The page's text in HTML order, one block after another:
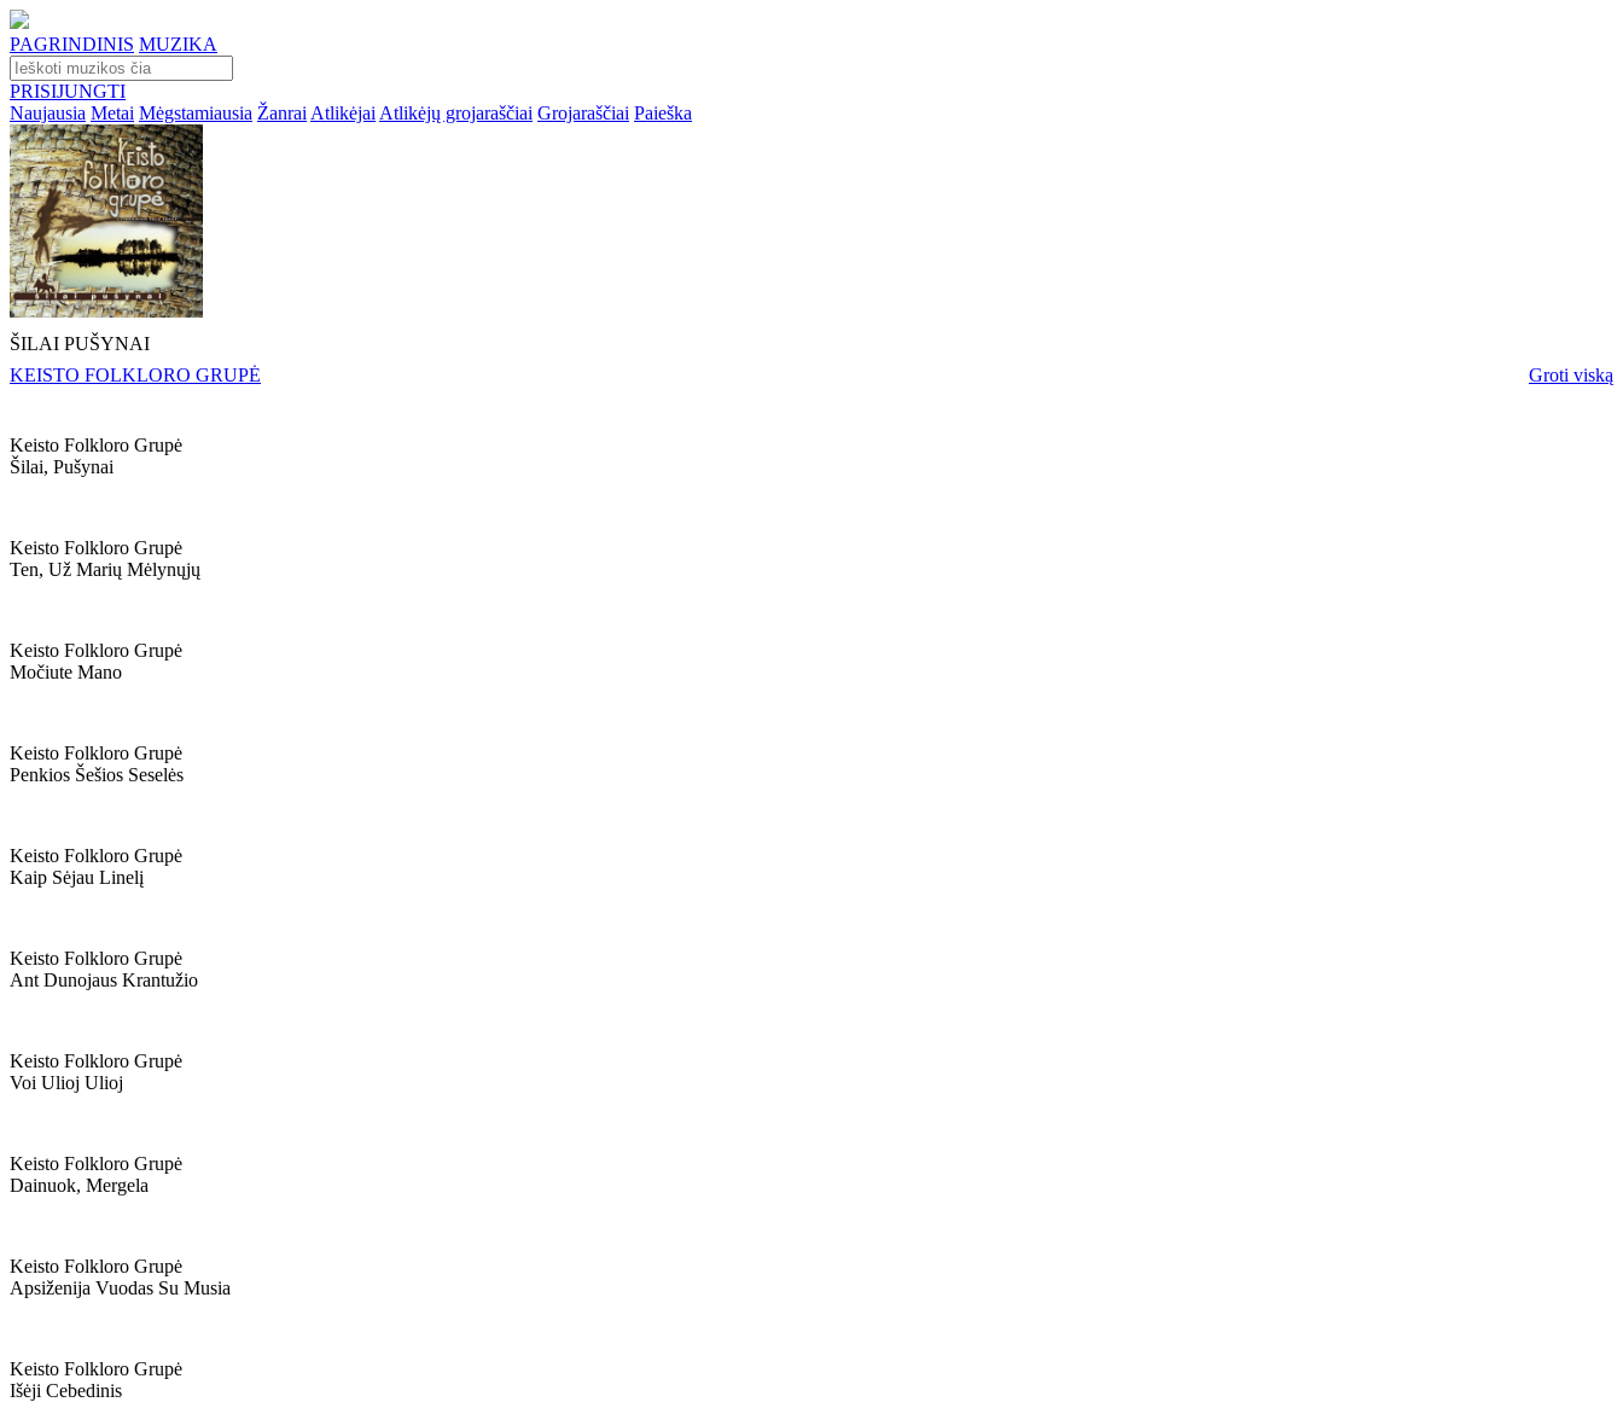
PAGRINDINIS MUZIKA
PRISIJUNGTI
Naujausia Metai Mėgstamiausia Žanrai Atlikėjai Atlikėjų grojaraščiai Grojaraščiai Paieška
ŠILAI PUŠYNAI
KEISTO FOLKLORO GRUPĖ
Groti viską
Keisto Folkloro Grupė
Šilai, Pušynai
Keisto Folkloro Grupė
Ten, Už Marių Mėlynųjų
Keisto Folkloro Grupė
Močiute Mano
Keisto Folkloro Grupė
Penkios Šešios Seselės
Keisto Folkloro Grupė
Kaip Sėjau Linelį
Keisto Folkloro Grupė
Ant Dunojaus Krantužio
Keisto Folkloro Grupė
Voi Ulioj Ulioj
Keisto Folkloro Grupė
Dainuok, Mergela
Keisto Folkloro Grupė
Apsiženija Vuodas Su Musia
Keisto Folkloro Grupė
Išėji Cebedinis